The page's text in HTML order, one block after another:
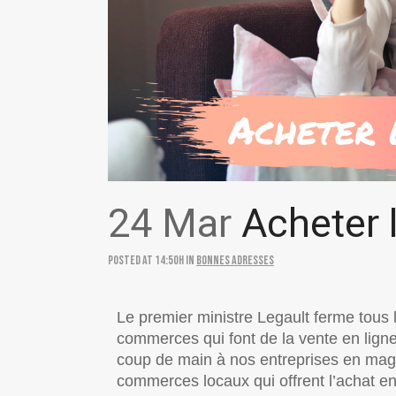
24 Mar Acheter
Posted at 14:50hin Bonnes adresses
Le premier ministre Legault ferme
commerces qui font de la vente en
coup de main à nos entreprises en
commerces locaux qui offrent l’achat